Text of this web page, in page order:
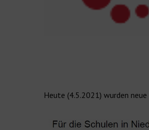
Heute (4.5.2021) wurden